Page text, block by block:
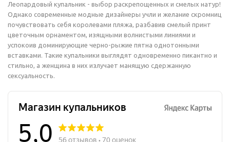
Леопардовый купальник - выбор раскрепощенных и смелых натур!
Однако современные модные дизайнеры учли и желание скромниц
почувствовать себя королевами пляжа, разбавив смелый принт
цветочным орнаментом, изящными волнистыми линиями и
успокоив доминирующие черно-рыжие пятна однотонными
вставками. Такие купальники выглядят одновременно пикантно и
стильно, а женщина в них излучает манящую сдержанную
сексуальность.